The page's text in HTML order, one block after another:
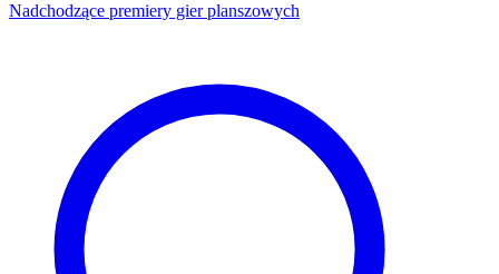
Nadchodzące premiery gier planszowych